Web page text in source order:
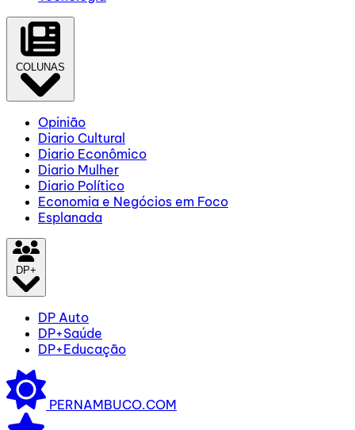
COLUNAS
Opinião
Diario Cultural
Diario Econômico
Diario Mulher
Diario Político
Economia e Negócios em Foco
Esplanada
DP+
DP Auto
DP+Saúde
DP+Educação
PERNAMBUCO.COM